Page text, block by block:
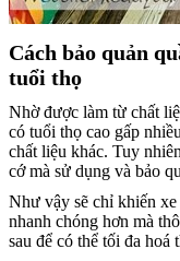
Cách bảo quản
tuổi thọ
Nhờ được làm từ chất
có tuổi thọ cao gấp
chất liệu khác. Tuy
cớ mà sử dụng và bảo
Như vậy sẽ chỉ khiến xe
nhanh chóng hơn mà
sau để có thể tối đa hoá